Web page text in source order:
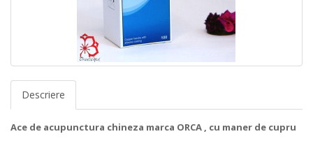
Descriere
Ace de acupunctura chineza marca ORCA , cu maner de cupru